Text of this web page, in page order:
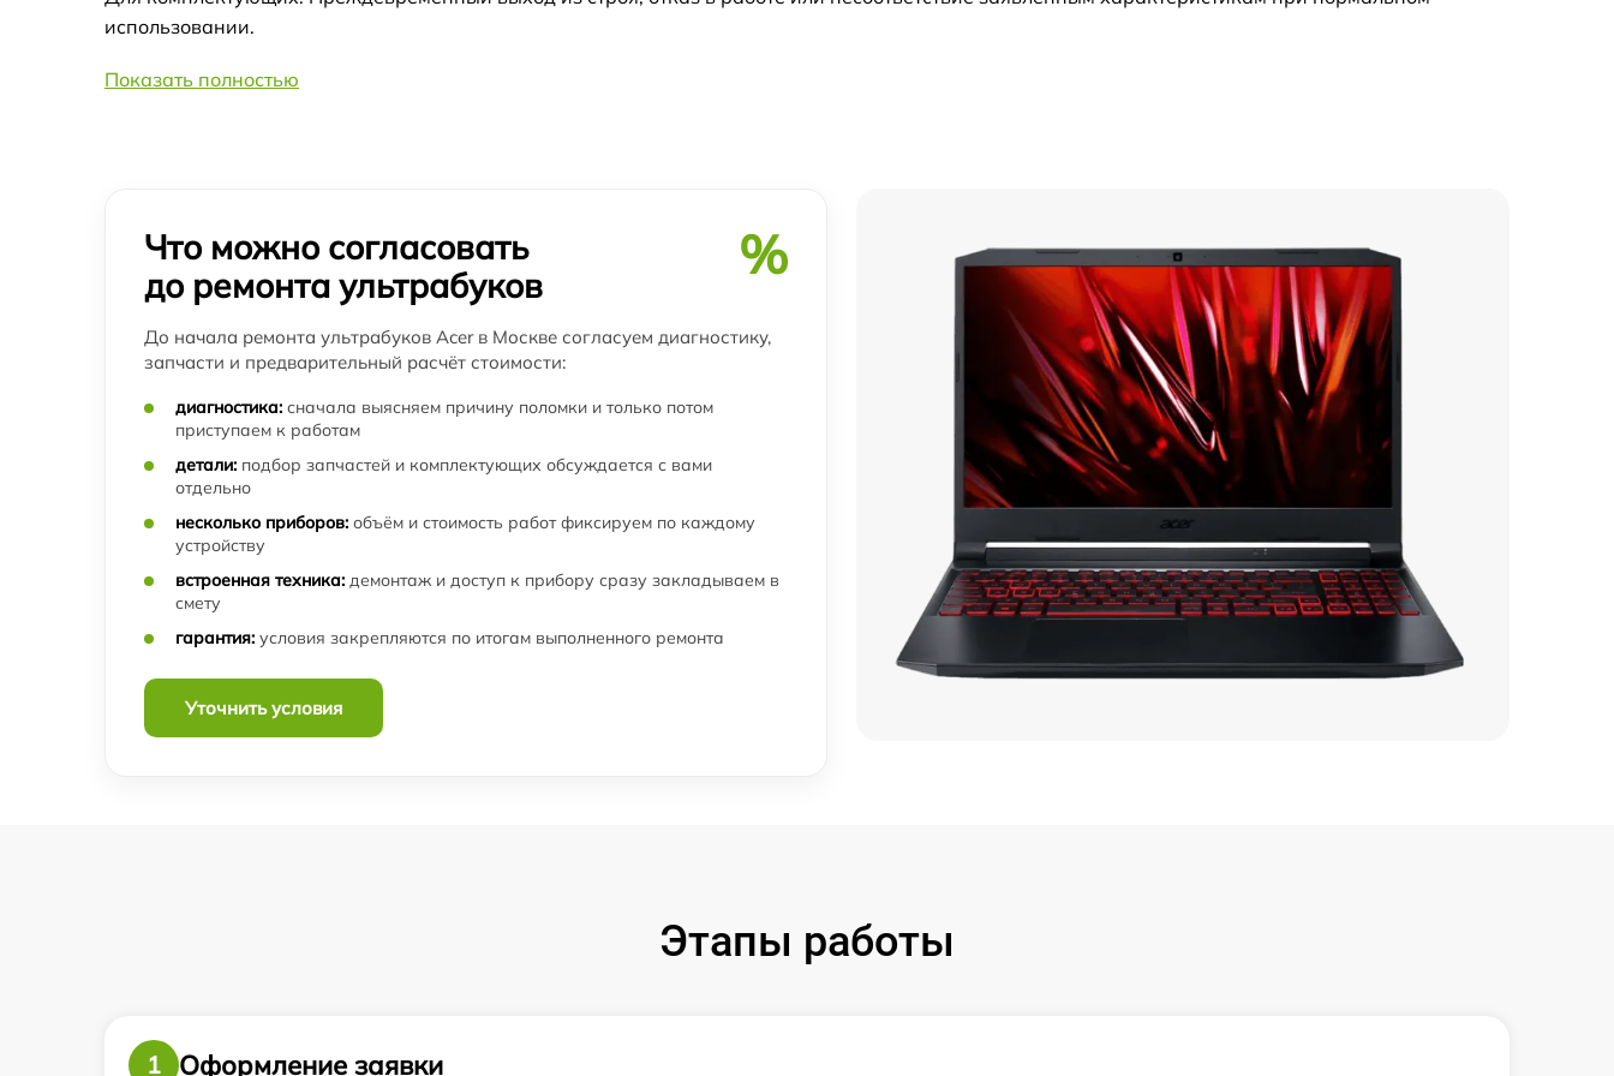
Восстановление разъемов питания
ультрабука Acer
от 60 мин 650 р
Чистка от пыли ультрабука Acer от 60 мин 1200 р
(мультиконтроллера) ультрабука Acer
1600 р
Ремонт SD/DVD-Rom ультрабука Acer 700 р
использовании.
Показать полностью
Что можно согласовать
до ремонта ультрабуков
%
До начала ремонта ультрабуков Acer в Москве согласуем диагностику,
запчасти и предварительный расчёт стоимости:
диагностика: сначала выясняем причину поломки и только потом
приступаем к работам
детали: подбор запчастей и комплектующих обсуждается с вами
отдельно
несколько приборов: объём и стоимость работ фиксируем по каждому
устройству
встроенная техника: демонтаж и доступ к прибору сразу закладываем в
смету
гарантия: условия закрепляются по итогам выполненного ремонта
Уточнить условия
Этапы работы
1 Оформление заявки